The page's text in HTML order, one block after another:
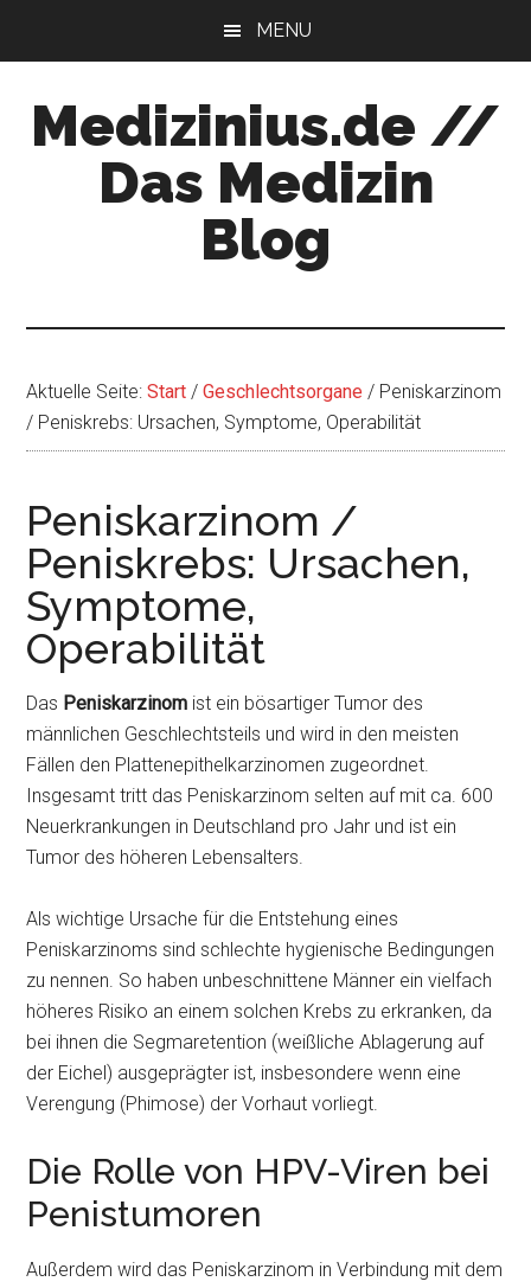
MENU
Medizinius.de //
Das Medizin
Blog
Aktuelle Seite:Start / Geschlechtsorgane / Peniskarzinom
/ Peniskrebs: Ursachen, Symptome, Operabilität
Peniskarzinom /
Peniskrebs: Ursachen,
Symptome,
Operabilität
Das Peniskarzinom ist ein bösartiger Tumor des
männlichen Geschlechtsteils und wird in den meisten
Fällen den Plattenepithelkarzinomen zugeordnet.
Insgesamt tritt das Peniskarzinom selten auf mit ca. 600
Neuerkrankungen in Deutschland pro Jahr und ist ein
Tumor des höheren Lebensalters.
Als wichtige Ursache für die Entstehung eines
Peniskarzinoms sind schlechte hygienische Bedingungen
zu nennen. So haben unbeschnittene Männer ein vielfach
höheres Risiko an einem solchen Krebs zu erkranken, da
bei ihnen die Segmaretention (weißliche Ablagerung auf
der Eichel) ausgeprägter ist, insbesondere wenn eine
Verengung (Phimose) der Vorhaut vorliegt.
Die Rolle von HPV-Viren bei
Penistumoren
Außerdem wird das Peniskarzinom in Verbindung mit dem